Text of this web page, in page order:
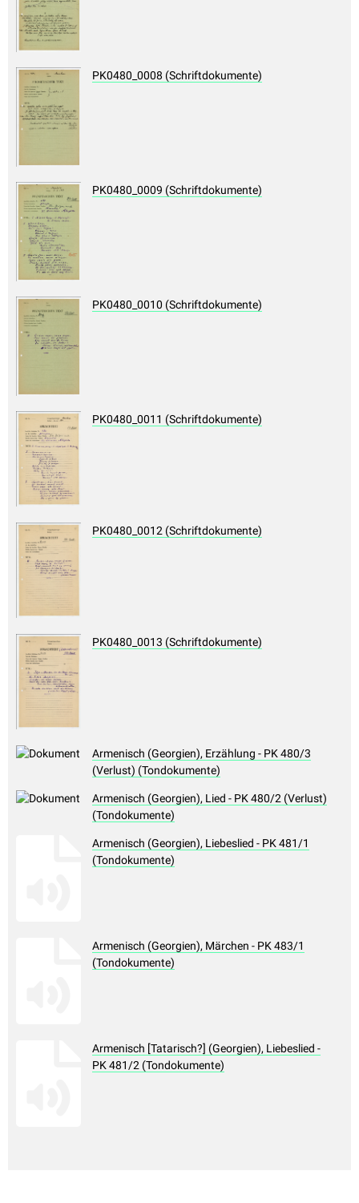
PK0480_0008 (Schriftdokumente)
PK0480_0009 (Schriftdokumente)
PK0480_0010 (Schriftdokumente)
PK0480_0011 (Schriftdokumente)
PK0480_0012 (Schriftdokumente)
PK0480_0013 (Schriftdokumente)
Armenisch (Georgien), Erzählung - PK 480/3
(Verlust) (Tondokumente)
Armenisch (Georgien), Lied - PK 480/2 (Verlust)
(Tondokumente)
Armenisch (Georgien), Liebeslied - PK 481/1
(Tondokumente)
Armenisch (Georgien), Märchen - PK 483/1
(Tondokumente)
Armenisch [Tatarisch?] (Georgien), Liebeslied -
PK 481/2 (Tondokumente)